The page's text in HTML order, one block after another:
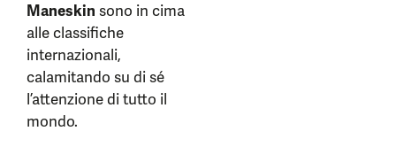
Maneskin sono in cima
alle classifiche
internazionali,
calamitando su di sé
l’attenzione di tutto il
mondo.